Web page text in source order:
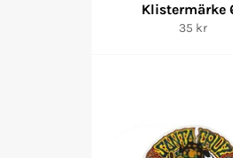
Klistermärke
Ordinarie
35 kr